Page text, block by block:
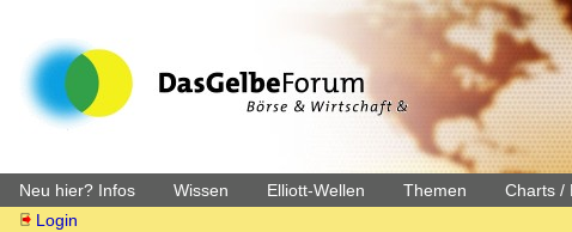
Neu hier? Infos Wissen Elliott-Wellen Themen Charts /
Login